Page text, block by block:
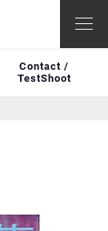
Contact /
TestShoot